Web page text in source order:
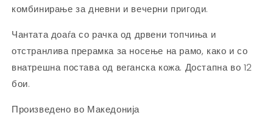
комбинирање за дневни и вечерни пригоди.
Чантата доаѓа со рачка од дрвени топчиња и
отстранлива прерамка за носење на рамо, како и со
внатрешна постава од веганска кожа. Достапна во 12
бои.
Произведено во Македонија